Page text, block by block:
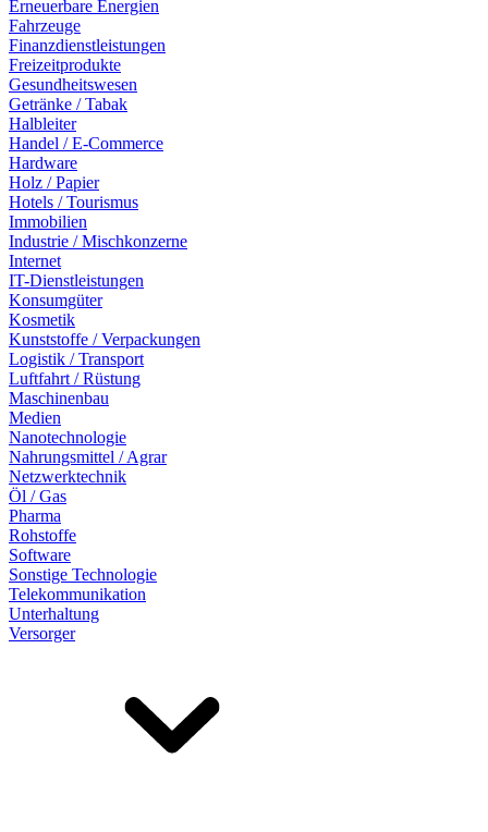
Erneuerbare Energien
Fahrzeuge
Finanzdienstleistungen
Freizeitprodukte
Gesundheitswesen
Getränke / Tabak
Halbleiter
Handel / E-Commerce
Hardware
Holz / Papier
Hotels / Tourismus
Immobilien
Industrie / Mischkonzerne
Internet
IT-Dienstleistungen
Konsumgüter
Kosmetik
Kunststoffe / Verpackungen
Logistik / Transport
Luftfahrt / Rüstung
Maschinenbau
Medien
Nanotechnologie
Nahrungsmittel / Agrar
Netzwerktechnik
Öl / Gas
Pharma
Rohstoffe
Software
Sonstige Technologie
Telekommunikation
Unterhaltung
Versorger